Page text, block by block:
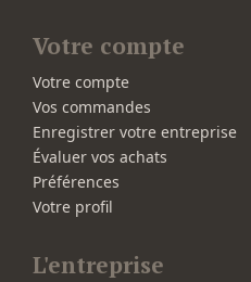
Votre compte
Votre compte
Vos commandes
Enregistrer votre entreprise
Évaluer vos achats
Préférences
Votre profil
L'entreprise